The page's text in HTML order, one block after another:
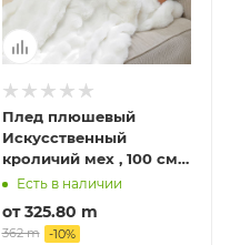
Плед плюшевый
Искусственный
кроличий мех , 100 см х
160 см
Есть в наличии
от325.80 m
362 m -10%